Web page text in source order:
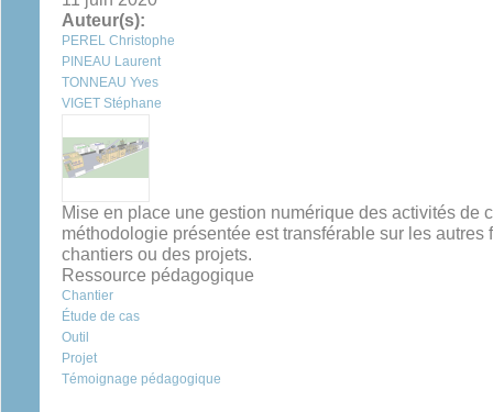
Auteur(s):
PEREL Christophe
PINEAU Laurent
TONNEAU Yves
VIGET Stéphane
Mise en place une gestion numérique des activités de
méthodologie présentée est transférable sur les autres
chantiers ou des projets.
Ressource pédagogique
Chantier
Étude de cas
Outil
Projet
Témoignage pédagogique